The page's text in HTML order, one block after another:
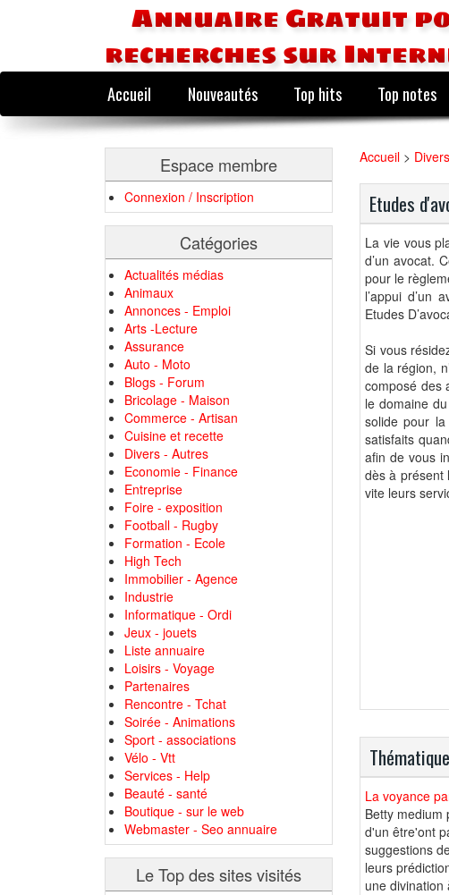
Annuaire Gratuit
recherches sur
Accueil Nouveautés Top hits Top notes
Espace membre
Connexion / Inscription
Catégories
Actualités médias
Animaux
Annonces - Emploi
Arts -Lecture
Assurance
Auto - Moto
Blogs - Forum
Bricolage - Maison
Commerce - Artisan
Cuisine et recette
Divers - Autres
Economie - Finance
Entreprise
Foire - exposition
Football - Rugby
Formation - Ecole
High Tech
Immobilier - Agence
Industrie
Informatique - Ordi
Jeux - jouets
Liste annuaire
Loisirs - Voyage
Partenaires
Rencontre - Tchat
Soirée - Animations
Sport - associations
Vélo - Vtt
Services - Help
Beauté - santé
Boutique - sur le web
Webmaster - Seo annuaire
Le Top des sites visités
Accueil >
Etudes
La vie vous
d’un avocat.
pour le
l’appui d’un
Etudes
Si vous
de la région,
composé des
le domaine
solide pour la
satisfaits
afin de vous
dès à présent
vite leurs
La voyance
Betty medium
d'un être'ont
suggestions
leurs
une